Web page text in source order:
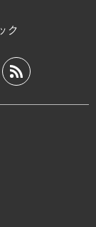
ク